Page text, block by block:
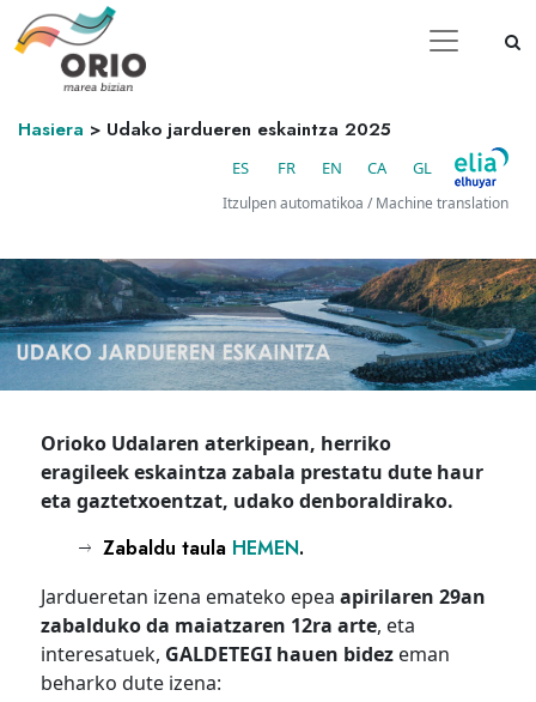
Hasiera > Udako jardueren eskaintza 2025
ES FR EN CA GL
Itzulpen automatikoa / Machine translation
Orioko Udalaren aterkipean, herriko
eragileek eskaintza zabala prestatu dute haur
eta gaztetxoentzat, udako denboraldirako.
Zabaldu taula HEMEN.
Jardueretan izena emateko epeaapirilaren 29an
zabalduko da maiatzaren 12ra arte, eta
interesatuek, GALDETEGI hauen bidez eman
beharko dute izena: